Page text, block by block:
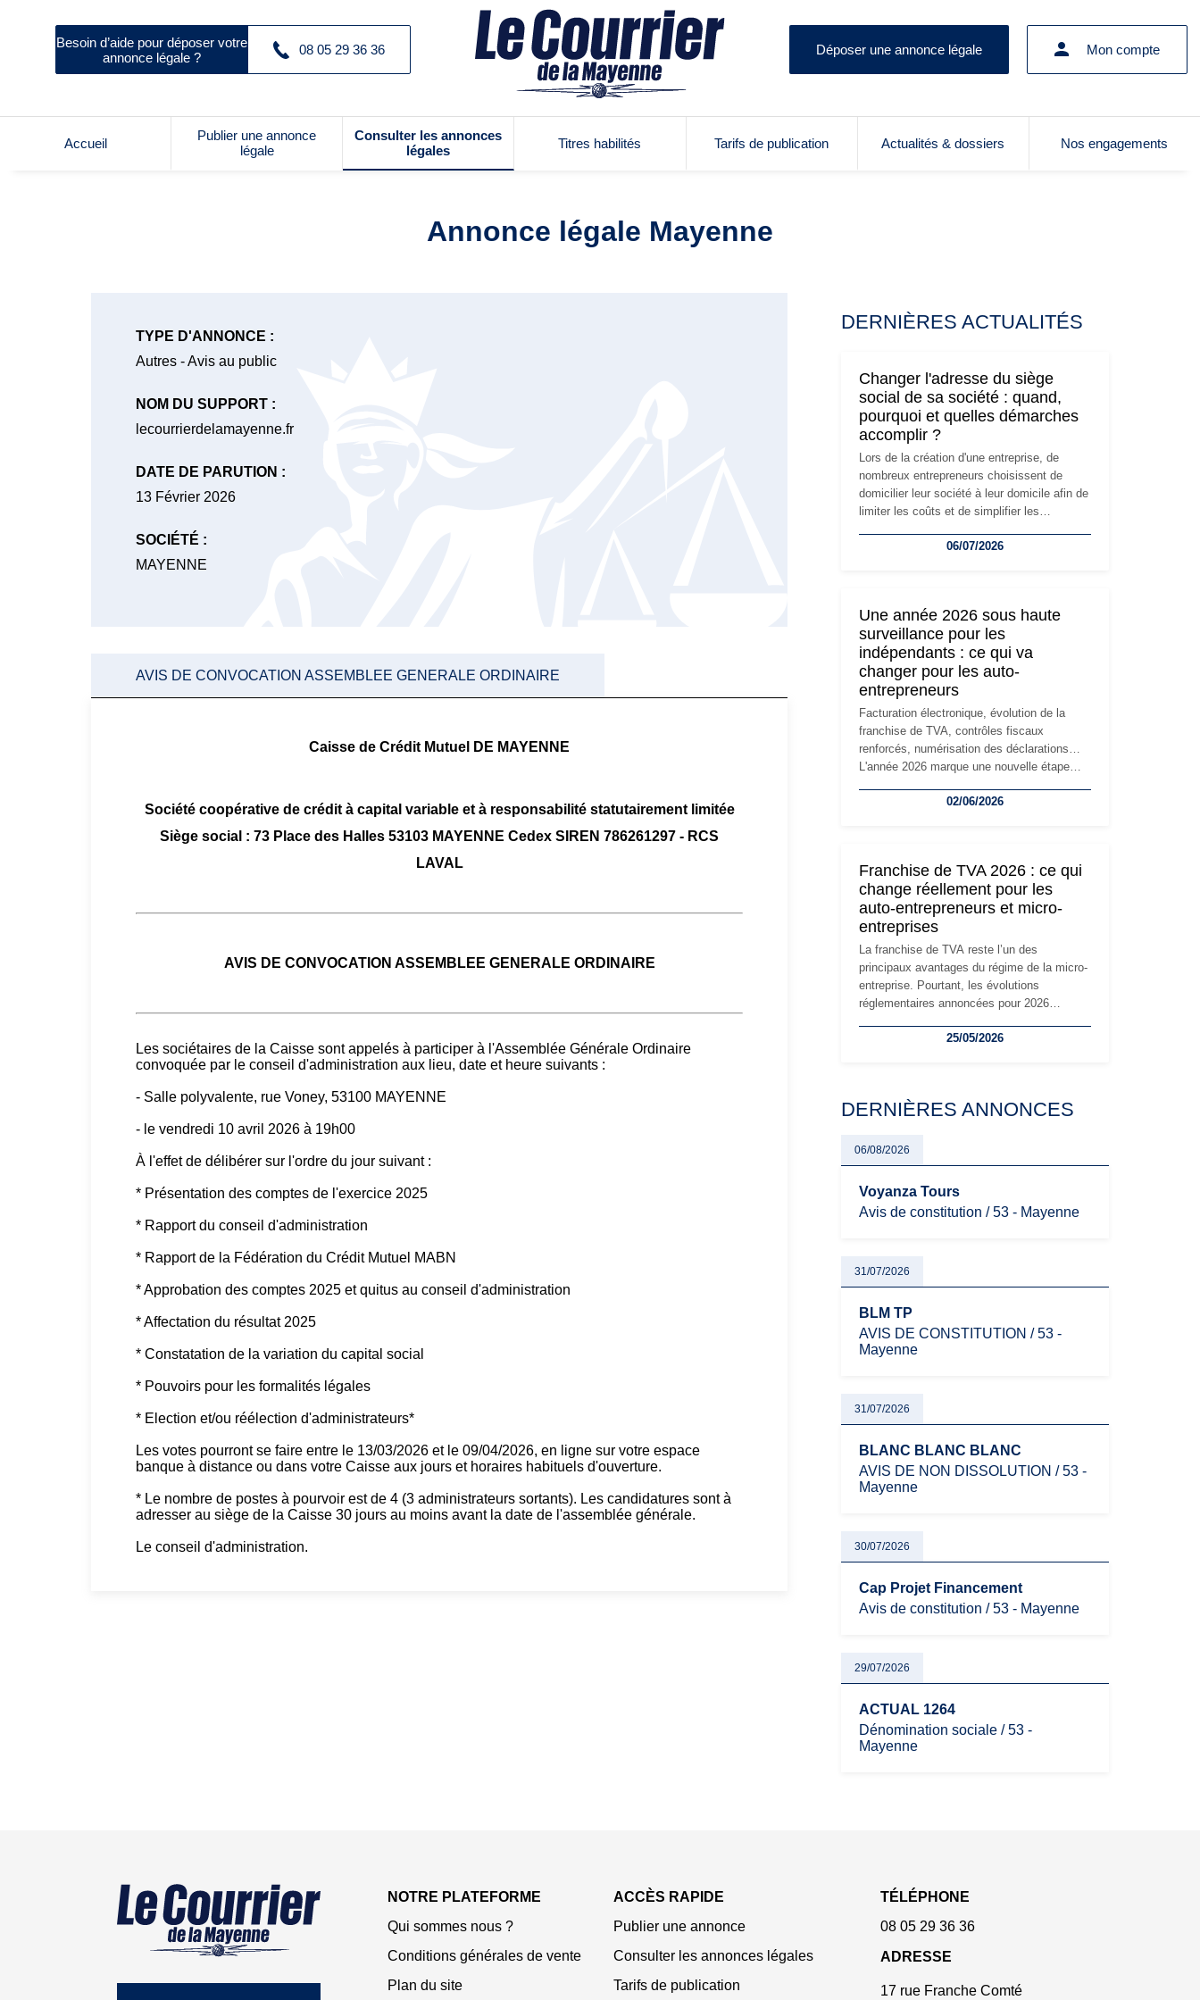
Besoin d’aide pour déposer votre
annonce légale ?
08 05 29 36 36 Déposer une annonce légale Mon compte
Accueil
Publier une annonce
légale
Consulter les annonces
légales
Titres habilités Tarifs de publication Actualités & dossiers Nos engagements
Annonce légale Mayenne
TYPE D'ANNONCE :
Autres - Avis au public
NOM DU SUPPORT :
lecourrierdelamayenne.fr
DATE DE PARUTION :
13 Février 2026
SOCIÉTÉ :
MAYENNE
AVIS DE CONVOCATION ASSEMBLEE GENERALE ORDINAIRE
Caisse de Crédit Mutuel DE MAYENNE
Société coopérative de crédit à capital variable et à responsabilité statutairement limitée
Siège social : 73 Place des Halles 53103 MAYENNE Cedex SIREN 786261297 - RCS
LAVAL
AVIS DE CONVOCATION ASSEMBLEE GENERALE ORDINAIRE
Les sociétaires de la Caisse sont appelés à participer à l'Assemblée Générale Ordinaire
convoquée par le conseil d'administration aux lieu, date et heure suivants :
- Salle polyvalente, rue Voney, 53100 MAYENNE
- le vendredi 10 avril 2026 à 19h00
À l'effet de délibérer sur l'ordre du jour suivant :
* Présentation des comptes de l'exercice 2025
* Rapport du conseil d'administration
* Rapport de la Fédération du Crédit Mutuel MABN
* Approbation des comptes 2025 et quitus au conseil d'administration
* Affectation du résultat 2025
* Constatation de la variation du capital social
* Pouvoirs pour les formalités légales
* Election et/ou réélection d'administrateurs*
Les votes pourront se faire entre le 13/03/2026 et le 09/04/2026, en ligne sur votre espace
banque à distance ou dans votre Caisse aux jours et horaires habituels d'ouverture.
* Le nombre de postes à pourvoir est de 4 (3 administrateurs sortants). Les candidatures sont à
adresser au siège de la Caisse 30 jours au moins avant la date de l'assemblée générale.
Le conseil d'administration.
DERNIÈRES ACTUALITÉS
Changer l'adresse du siège
social de sa société : quand,
pourquoi et quelles démarches
accomplir ?
Lors de la création d'une entreprise, de
nombreux entrepreneurs choisissent de
domicilier leur société à leur domicile afin de
limiter les coûts et de simplifier les
l'activité, cette solution peut rapidement
siège social répond souvent à une nouvelle
étape de la vie de l'entreprise et implique
plusieurs formalités obligatoires.
06/07/2026
Une année 2026 sous haute
surveillance pour les
indépendants : ce qui va
changer pour les auto-
entrepreneurs
Facturation électronique, évolution de la
franchise de TVA, contrôles fiscaux
renforcés, numérisation des déclarations…
L'année 2026 marque une nouvelle étape
travailleurs indépendants. Si le régime de la
réglementaire plus exigeant. Décryptage des
principaux changements et des précautions
à prendre pour éviter les mauvaises
surprises.
02/06/2026
Franchise de TVA 2026 : ce qui
change réellement pour les
auto-entrepreneurs et micro-
entreprises
La franchise de TVA reste l’un des
principaux avantages du régime de la micro-
entreprise. Pourtant, les évolutions
réglementaires annoncées pour 2026
les auto-entrepreneurs, artisans et
évoluent dans un contexte de contrôle
oblige les indépendants à rester
particulièrement vigilants.
25/05/2026
DERNIÈRES ANNONCES
06/08/2026
Voyanza Tours
Avis de constitution / 53 - Mayenne
31/07/2026
BLM TP
AVIS DE CONSTITUTION / 53 -
Mayenne
31/07/2026
BLANC BLANC BLANC
AVIS DE NON DISSOLUTION / 53 -
Mayenne
30/07/2026
Cap Projet Financement
Avis de constitution / 53 - Mayenne
29/07/2026
ACTUAL 1264
Dénomination sociale / 53 -
Mayenne
NOTRE PLATEFORME
Qui sommes nous ?
Conditions générales de vente
Plan du site
ACCÈS RAPIDE
Publier une annonce
Consulter les annonces légales
Tarifs de publication
TÉLÉPHONE
08 05 29 36 36
ADRESSE
17 rue Franche Comté